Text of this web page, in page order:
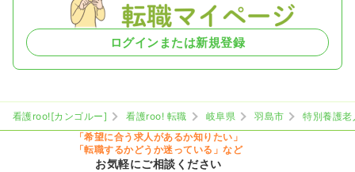
ログインまたは新規登録
看護roo![カンゴルー] 看護roo! 転職 岐阜県 羽島市
特別養護
「希望に合う求人があるか知りたい」
「転職するかどうか迷っている」など
お気軽にご相談ください